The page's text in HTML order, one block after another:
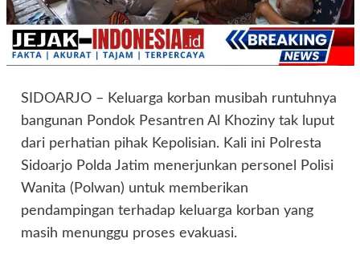
SIDOARJO – Keluarga korban musibah runtuhnya
bangunan Pondok Pesantren Al Khoziny tak luput
dari perhatian pihak Kepolisian. Kali ini Polresta
Sidoarjo Polda Jatim menerjunkan personel Polisi
Wanita (Polwan) untuk memberikan
pendampingan terhadap keluarga korban yang
masih menunggu proses evakuasi.